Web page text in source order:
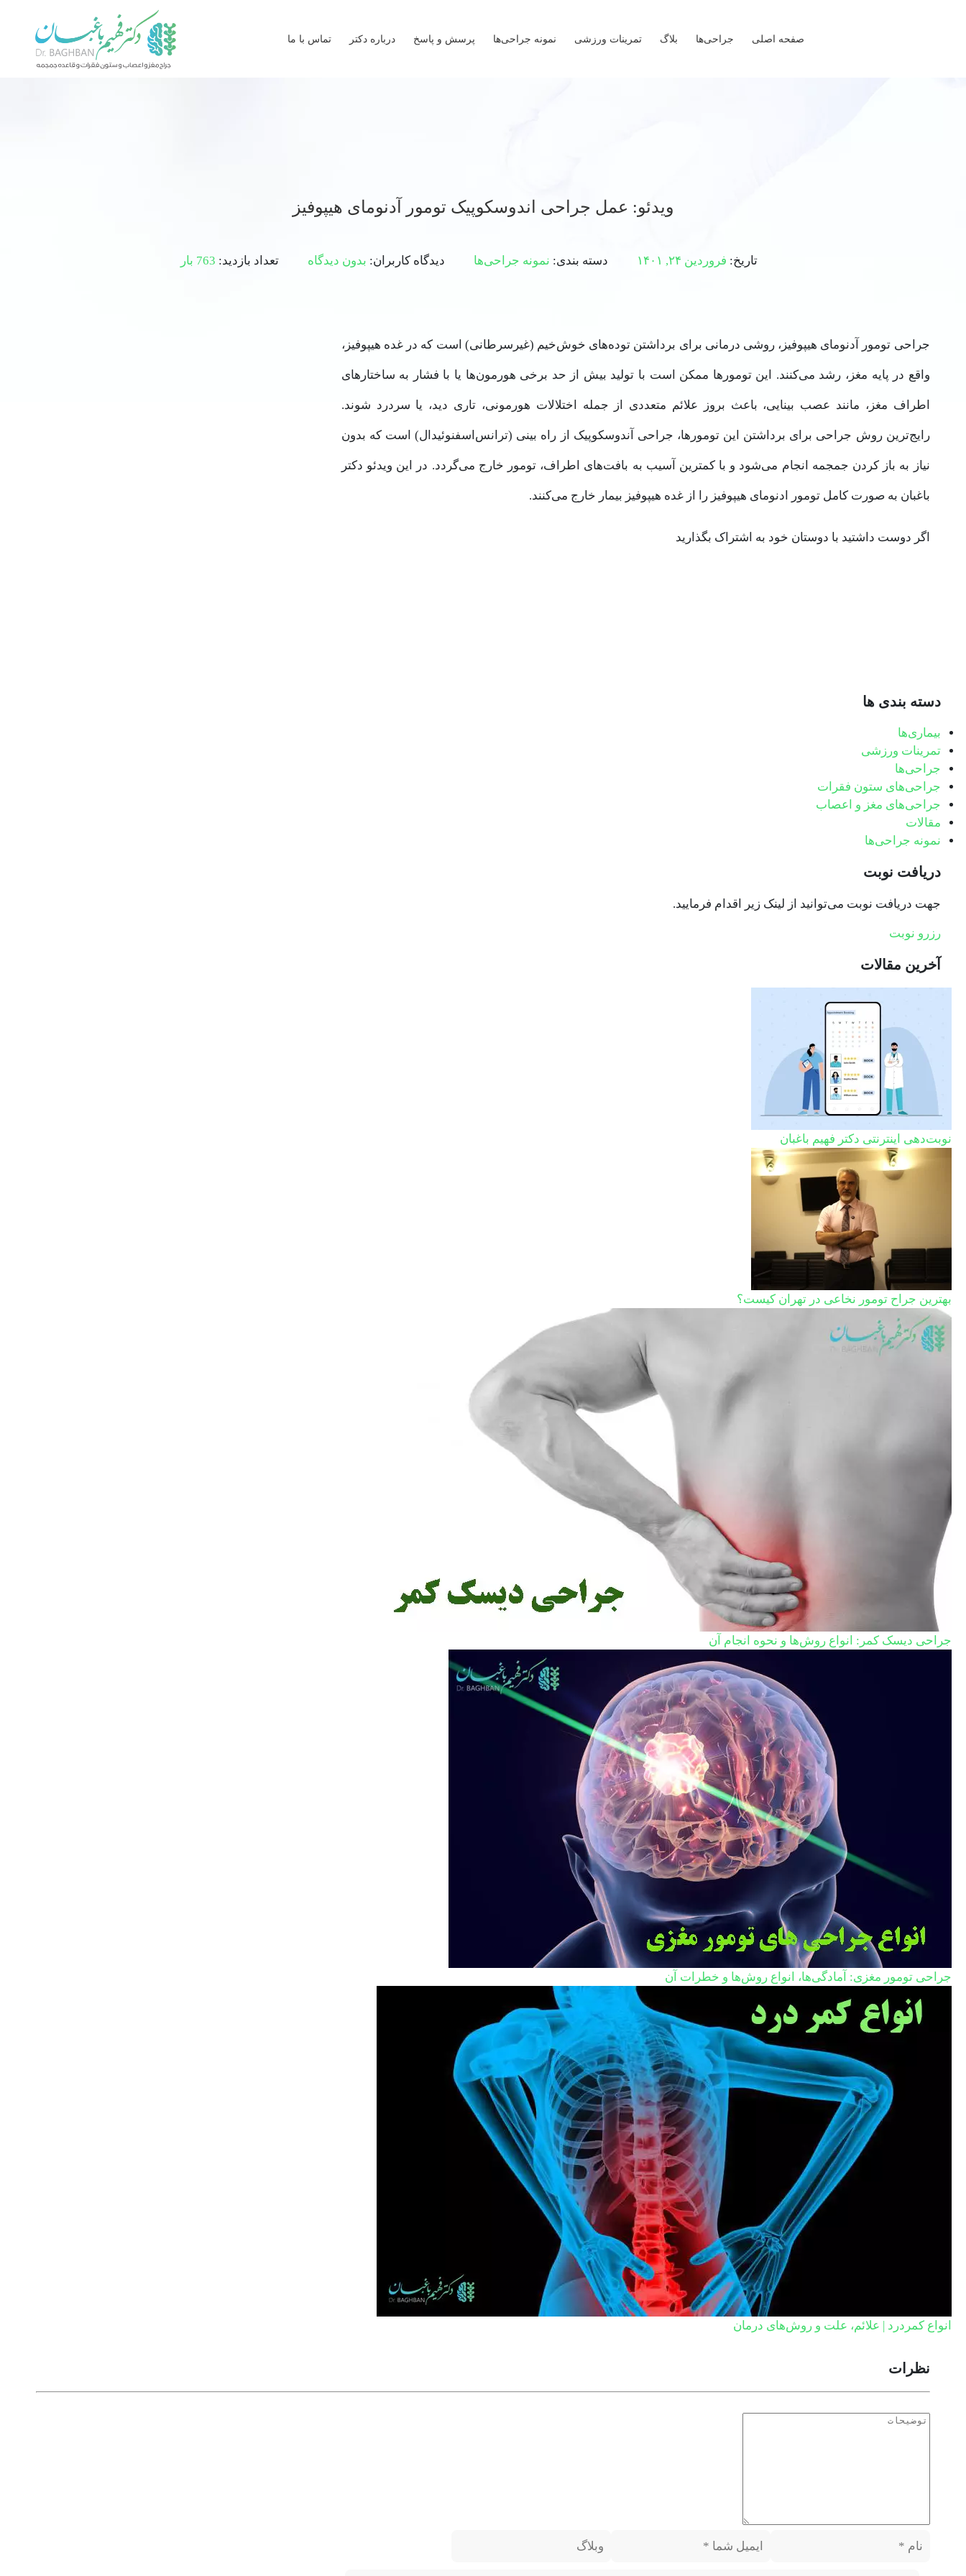
صفحه اصلی جراحی‌ها بلاگ تمرینات ورزشی نمونه جراحی‌ها پرسش و پاسخ درباره دکتر تماس با ما
ویدئو: عمل جراحی اندوسکوپیک تومور آدنومای هیپوفیز
تاریخ: فروردین ۲۴, ۱۴۰۱ دسته بندی: نمونه جراحی‌ها دیدگاه کاربران: بدون دیدگاه تعداد بازدید: 763 بار
جراحی تومور آدنومای هیپوفیز، روشی درمانی برای برداشتن توده‌های خوش‌خیم (غیرسرطانی) است که در غده هیپوفیز،
واقع در پایه مغز، رشد می‌کنند. این تومورها ممکن است با تولید بیش ‌از حد برخی هورمون‌ها یا با فشار به ساختارهای
اطراف مغز، مانند عصب بینایی، باعث بروز علائم متعددی از جمله اختلالات هورمونی، تاری دید، یا سردرد شوند.
رایج‌ترین روش جراحی برای برداشتن این تومورها، جراحی آندوسکوپیک از راه بینی (ترانس‌اسفنوئیدال) است که بدون
نیاز به باز کردن جمجمه انجام می‌شود و با کمترین آسیب به بافت‌های اطراف، تومور خارج می‌گردد. در این ویدئو دکتر
باغبان به صورت کامل تومور ادنومای هیپوفیز را از غده هیپوفیز بیمار خارج می‌کنند.
اگر دوست داشتید با دوستان خود به اشتراک بگذارید
دسته بندی ها
بیماری‌ها
تمرینات ورزشی
جراحی‌ها
جراحی‌های ستون فقرات
جراحی‌های مغز و اعصاب
مقالات
نمونه جراحی‌ها
دریافت نوبت
جهت دریافت نوبت می‌توانید از لینک زیر اقدام فرمایید.
رزرو نوبت
آخرین مقالات
نوبت‌دهی اینترنتی دکتر فهیم باغبان
بهترین جراح تومور نخاعی در تهران کیست؟
جراحی دیسک کمر: انواع روش‌ها و نحوه انجام آن
جراحی تومور مغزی: آمادگی‌ها، انواع روش‌ها و خطرات آن
انواع کمردرد | علائم، علت و روش‌های درمان
نظرات